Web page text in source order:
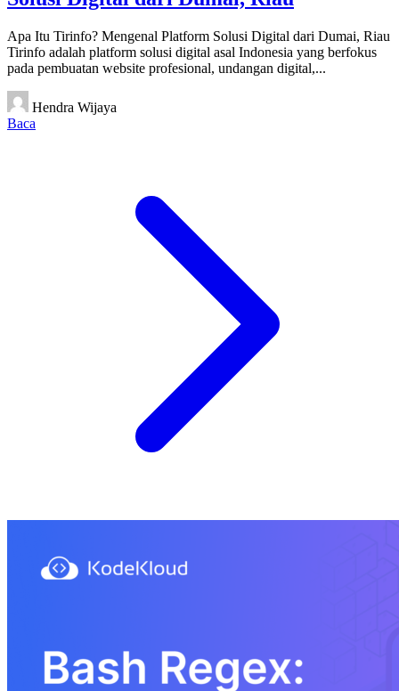
Apa Itu Tirinfo? Mengenal Platform Solusi Digital dari Dumai, Riau
Tirinfo adalah platform solusi digital asal Indonesia yang berfokus
pada pembuatan website profesional, undangan digital,...
Hendra Wijaya
Baca